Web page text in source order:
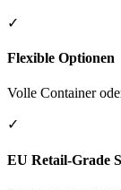
✓
Flexible Optionen
Volle Container
✓
EU Retail-Grade